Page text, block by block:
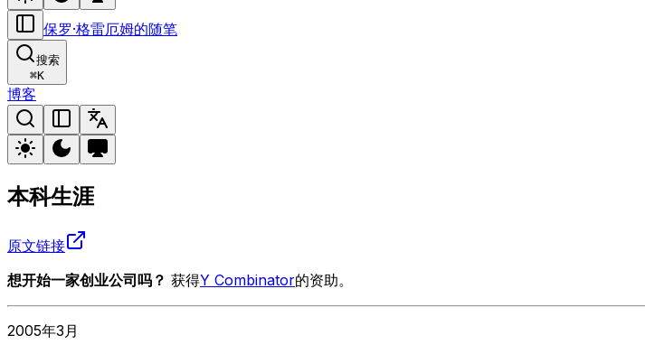
保罗·格雷厄姆的随笔
搜索
⌘K
博客
本科生涯
原文链接
想开始一家创业公司吗？ 获得Y Combinator的资助。
2005年3月